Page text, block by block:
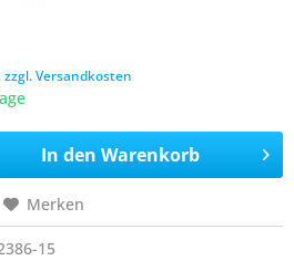
zzgl. Versandkosten
In den Warenkorb
Merken
15